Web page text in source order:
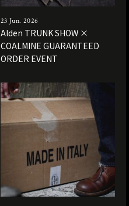
23 Jun. 2026
Alden TRUNK SHOW ×
COALMINE GUARANTEED
ORDER EVENT